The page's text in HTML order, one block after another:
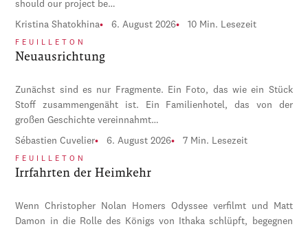
should our project be…
Kristina Shatokhina 6. August 2026 10 Min. Lesezeit
FEUILLETON
Neuausrichtung
Zunächst sind es nur Fragmente. Ein Foto, das wie ein Stück
Stoff zusammengenäht ist. Ein Familienhotel, das von der
großen Geschichte vereinnahmt…
Sébastien Cuvelier 6. August 2026 7 Min. Lesezeit
FEUILLETON
Irrfahrten der Heimkehr
Wenn Christopher Nolan Homers Odyssee verfilmt und Matt
Damon in die Rolle des Königs von Ithaka schlüpft, begegnen